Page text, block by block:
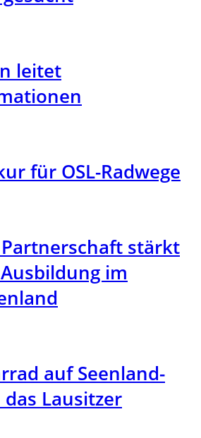
leitet
für OSL-Radwege
stärkt
im
auf Seenland-
Lausitzer